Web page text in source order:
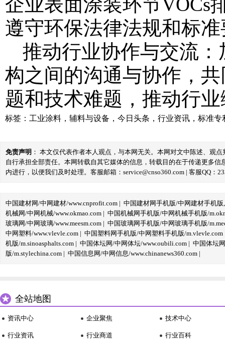
遵守环保法律法规和标
推动行业协作与交流
构之间的沟通与协作，
题和技术难题，推动行
标签： 工业涂料 ， 辅料与设备 ， 今日头条 ， 行业资讯 ， 标准专
免责声明 ： 本文仅代表作者本人观点，与本网无关。本网对文中陈述、观
自行承担全部责任。本网转载自其它媒体的信息，转载目的在于传递更多
内进行，以便我们及时处理。客服邮箱：service@cnso360.com | 客服QQ：
中国建材网/中网建材/www.cnprofit.com | 中国建材网手机版/中网建材手机版
机械网/中网机械/www.okmao.com | 中国机械网手机版/中网机械手机版/
玻璃网/中网玻璃/www.meesm.com | 中国玻璃网手机版/中网玻璃手机版/
中网塑料/www.vlevle.com | 中国塑料网手机版/中网塑料手机版/m.vlevle.com
机版/m.sinoasphalts.com | 中国体坛网/中网体坛/www.oubili.com | 中国体坛
版/m.stylechina.com | 中国信息网/中网信息/www.chinanews360.com |
全站地图
资讯中心
行业资讯
企业聚焦
行业商道
技术中心
行业百科